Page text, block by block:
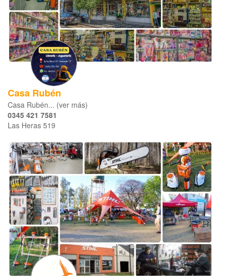
Casa Rubén
Casa Rubén... (ver más)
0345 421 7581
Las Heras 519